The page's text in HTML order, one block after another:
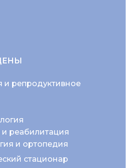
и реабилитация
и репродуктивное
и ортопедия
стационар